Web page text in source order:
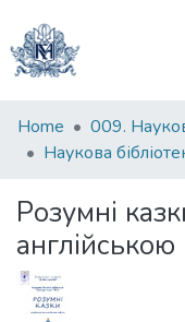
Communities
&
All of DSpace
Statistics
Home
Наукова
Розумні